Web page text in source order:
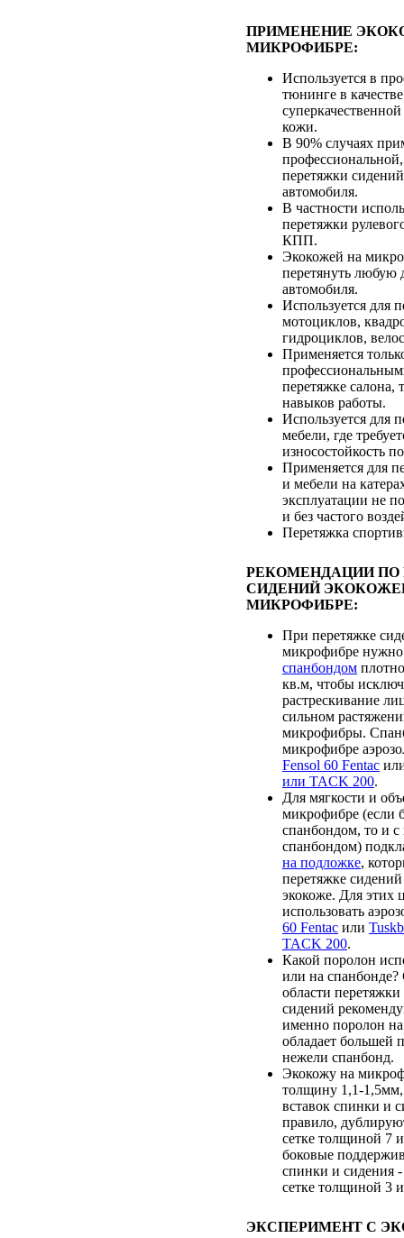
ПРИМЕНЕНИЕ
МИКРОФИБРЕ:
Используется в
тюнинге в
кожи.
В 90% случаях
перетяжки
автомобиля.
В частности
перетяжки
КПП.
Экокожей на
перетянуть любую
автомобиля.
Используется для
мотоциклов,
гидроциклов,
Применяется
перетяжке салона,
навыков работы.
Используется для
мебели, где
износостойкость
Применяется для
и мебели на
эксплуатации не
и без частого
Перетяжка
РЕКОМЕНДАЦИИ ПО
СИДЕНИЙ
МИКРОФИБРЕ:
При перетяжке
микрофибре нужно
спанбондом
кв.м, чтобы
растрескивание
сильном
микрофибры.
микрофибре
Fensol 60 Fentac
или TACK 200.
Для мягкости и
микрофибре (если
спанбондом, то и
спанбондом)
на подложке,
перетяжке
экокоже. Для этих
использовать
60 Fentac или
TACK 200.
Какой поролон
или на
области
сидений
именно поролон на
обладает большей
нежели спанбонд.
Экокожу на
толщину 1,1-1,5мм,
вставок спинки и
правило,
сетке толщиной 7
боковые
спинки и сидения
сетке толщиной 3
ЭКСПЕРИМЕНТ С